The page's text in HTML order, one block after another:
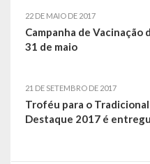
RREO
Publicações Diversas
22 DE MAIO DE 2017
Campanha de
31 de maio
21 DE SETEMBRO DE 2017
Troféu para o
Destaque 2017 é